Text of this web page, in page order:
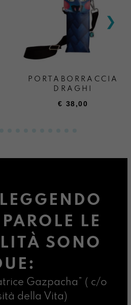
PORTABORRACCIA
DRAGHI
€ 38,00
LE
SONO
Gazpacha” ( c/o
della Vita)